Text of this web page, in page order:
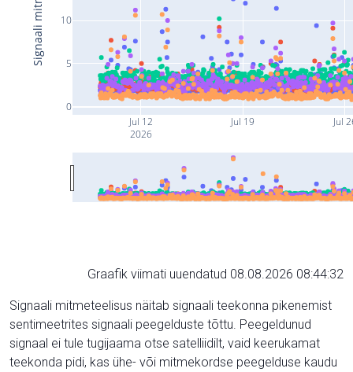
Jul 12
2026
Jul 19 Jul
0
5
10
Graafik viimati uuendatud 08.08.2026 08:44:32
Signaali mitmeteelisus näitab signaali teekonna pikenemist
sentimeetrites signaali peegelduste tõttu. Peegeldunud
signaal ei tule tugijaama otse satelliidilt, vaid keerukamat
teekonda pidi, kas ühe- või mitmekordse peegelduse kaudu